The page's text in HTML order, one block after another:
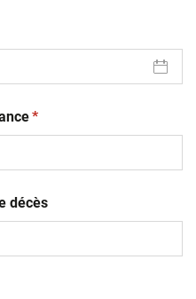
(obligatoire)
*
décès